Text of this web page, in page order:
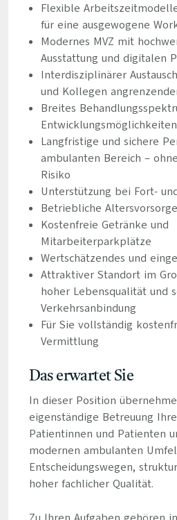
Flexible
für eine ausgewogene
Modernes MVZ mit
Ausstattung und digitalen
Interdisziplinärer
und Kollegen
Breites
Entwicklungsmöglichkeiten
Langfristige und sichere
ambulanten Bereich –
Risiko
Unterstützung bei Fort-
Betriebliche Altersvorsorge
Kostenfreie Getränke und
Mitarbeiterparkplätze
Wertschätzendes und
Attraktiver Standort im
hoher Lebensqualität und
Verkehrsanbindung
Für Sie vollständig
Vermittlung
Das erwartet Sie
In dieser Position
eigenständige Betreuung
Patientinnen und Patienten
modernen ambulanten
Entscheidungswegen,
hoher fachlicher Qualität.